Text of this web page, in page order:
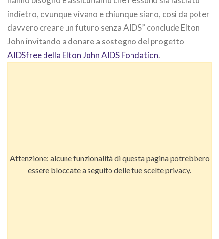
indietro, ovunque vivano e chiunque siano, così da poter
davvero creare un futuro senza AIDS” conclude Elton
John invitando a donare a sostegno del progetto
AIDSfree della Elton John AIDS Fondation.
Attenzione: alcune funzionalità di questa pagina potrebbero
essere bloccate a seguito delle tue scelte privacy.